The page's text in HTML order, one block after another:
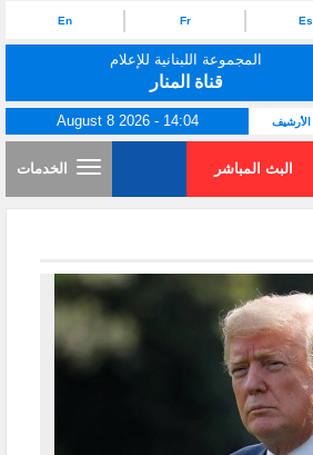
Es
Fr
En
المجموعة اللبنانية للإعلام
قناة المنار
الأرشيف August 8 2026 - 14:04
البث المباشر الخدمات